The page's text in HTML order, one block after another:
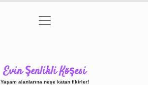
Gizlilik Politikası
menüyü
aç
Evin Şenlikli Köşesi
Yaşam alanlarına neşe katan fikirler!